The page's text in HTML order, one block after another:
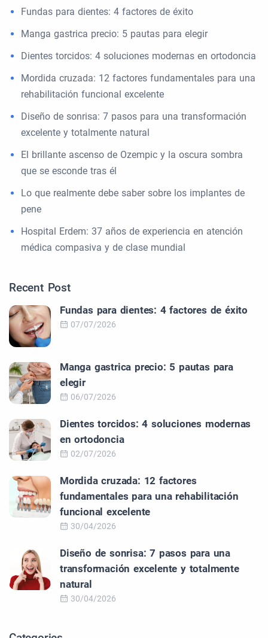
Fundas para dientes: 4 factores de éxito
Manga gastrica precio: 5 pautas para elegir
Dientes torcidos: 4 soluciones modernas en ortodoncia
Mordida cruzada: 12 factores fundamentales para una
rehabilitación funcional excelente
Diseño de sonrisa: 7 pasos para una transformación
excelente y totalmente natural
El brillante ascenso de Ozempic y la oscura sombra
que se esconde tras él
Lo que realmente debe saber sobre los implantes de
pene
Hospital Erdem: 37 años de experiencia en atención
médica compasiva y de clase mundial
Recent Post
Fundas para dientes: 4 factores de éxito
07/07/2026
Manga gastrica precio: 5 pautas para
elegir
06/07/2026
Dientes torcidos: 4 soluciones modernas
en ortodoncia
02/07/2026
Mordida cruzada: 12 factores
fundamentales para una rehabilitación
funcional excelente
30/04/2026
Diseño de sonrisa: 7 pasos para una
transformación excelente y totalmente
natural
30/04/2026